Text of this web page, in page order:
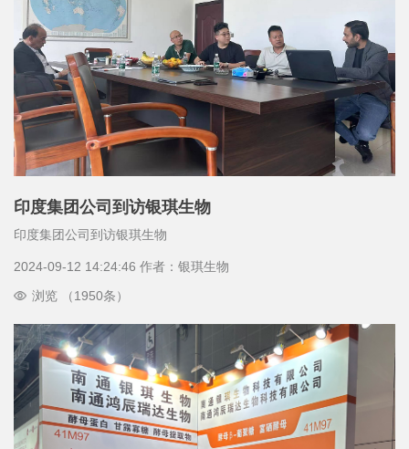
印度集团公司到访银琪生物
印度集团公司到访银琪生物
2024-09-12 14:24:46 作者：银琪生物
浏览 （1950条）